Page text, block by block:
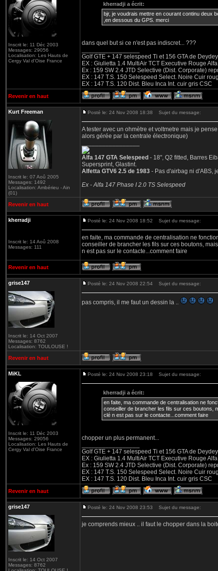
Inscrit le: 11 Déc 2003
Messages: 29056
Localisation: Les Hauts de
Cergy Val d'Oise France
kherradji a écrit:
bjr, je voudrais mettre en courant continu deux
,en dessous du GPS. merci
dans quel but si ce n'est pas indiscret... ???
Golf GTE + 147 selespeed Ti et 156 GTA de
EX : Giulietta 1.4 MultiAir TCT Executive Rouge
Ex : 159 SW 2.4 JTD Selective (Dist. Corporate)
EX : 147 T.S. 150 Selespeed Select. Noire Cuir
EX : 147 T.S. 120 Dist. Bleu Inca Int. cuir gris CSC
Revenir en haut
Kurt Freeman
Inscrit le: 07 Aoû 2005
Messages: 1492
Localisation: Ambérieu - Ain
(01)
Posté le: 24 Nov 2008 18:38 Sujet du message:
A tester avec un ohmètre et voltmetre mais je
alors gérée par la centrale électronique)
Alfa 147 GTA Selespeed - 18", Q2 fitted, Barres
Supersprint, Glastint.
Alfetta GTV6 2.5 de 1983 - Pas d'airbag ni d'ABS,
Ex - Alfa 147 Phase I 2.0 TS Selespeed
Revenir en haut
kherradji
Inscrit le: 14 Aoû 2008
Messages: 111
Posté le: 24 Nov 2008 18:52 Sujet du message:
en faite, ma commande de centralisation ne
conseiller de brancher les fils sur ces boutons,
n est pas sur le contacte...comment faire
Revenir en haut
grise147
Inscrit le: 14 Oct 2007
Messages: 8762
Localisation: TOULOUSE !
Posté le: 24 Nov 2008 22:54 Sujet du message:
pas compris, il me faut un dessin la ..
Revenir en haut
MiKL
Inscrit le: 11 Déc 2003
Messages: 29056
Localisation: Les Hauts de
Cergy Val d'Oise France
Posté le: 24 Nov 2008 23:18 Sujet du message:
kherradji a écrit:
en faite, ma commande de centralisation ne
conseiller de brancher les fils sur ces boutons,
clé n est pas sur le contacte...comment faire
chopper un plus permanent...
Golf GTE + 147 selespeed Ti et 156 GTA de
EX : Giulietta 1.4 MultiAir TCT Executive Rouge
Ex : 159 SW 2.4 JTD Selective (Dist. Corporate)
EX : 147 T.S. 150 Selespeed Select. Noire Cuir
EX : 147 T.S. 120 Dist. Bleu Inca Int. cuir gris CSC
Revenir en haut
grise147
Inscrit le: 14 Oct 2007
Messages: 8762
Posté le: 24 Nov 2008 23:53 Sujet du message:
je comprends mieux .. il faut le chopper dans la